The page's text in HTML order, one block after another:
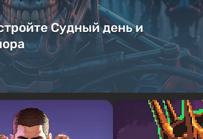
Судный день и